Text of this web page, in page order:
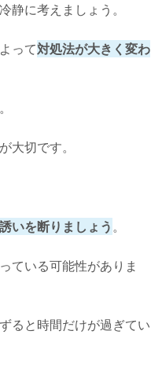
に考えましょう。
って対処法が大きく変わ
大切です。
いを断りましょう。
ている可能性がありま
ると時間だけが過ぎてい